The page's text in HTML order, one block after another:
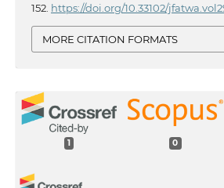
152. https://doi.org/10.33102/
MORE CITATION FORMATS
1 0